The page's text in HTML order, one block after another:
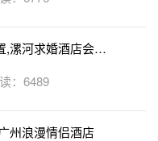
,漯河求婚酒店会帮
：6489
州浪漫情侣酒店